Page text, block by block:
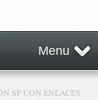
Menu
SP CON ENLACES